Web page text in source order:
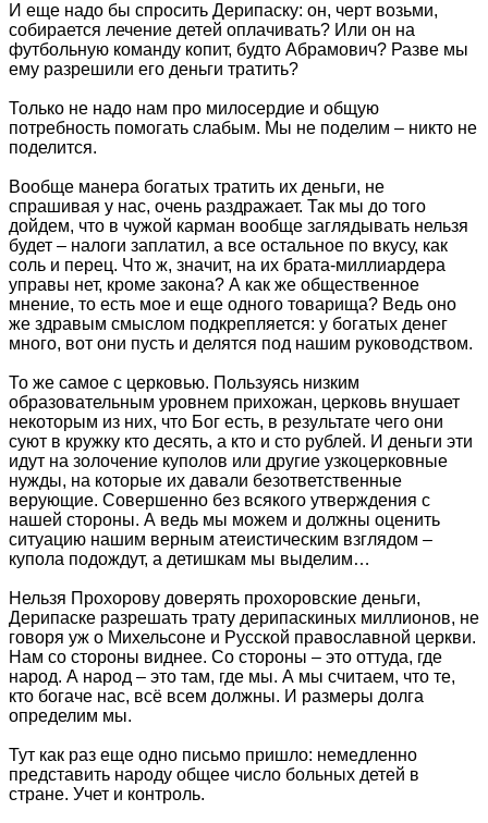
И еще надо бы спросить Дерипаску: он, черт возьми,
собирается лечение детей оплачивать? Или он на
футбольную команду копит, будто Абрамович? Разве мы
ему разрешили его деньги тратить?
Только не надо нам про милосердие и общую
потребность помогать слабым. Мы не поделим – никто не
поделится.
Вообще манера богатых тратить их деньги, не
спрашивая у нас, очень раздражает. Так мы до того
дойдем, что в чужой карман вообще заглядывать нельзя
будет – налоги заплатил, а все остальное по вкусу, как
соль и перец. Что ж, значит, на их брата-миллиардера
управы нет, кроме закона? А как же общественное
мнение, то есть мое и еще одного товарища? Ведь оно
же здравым смыслом подкрепляется: у богатых денег
много, вот они пусть и делятся под нашим руководством.
То же самое с церковью. Пользуясь низким
образовательным уровнем прихожан, церковь внушает
некоторым из них, что Бог есть, в результате чего они
суют в кружку кто десять, а кто и сто рублей. И деньги эти
идут на золочение куполов или другие узкоцерковные
нужды, на которые их давали безответственные
верующие. Совершенно без всякого утверждения с
нашей стороны. А ведь мы можем и должны оценить
ситуацию нашим верным атеистическим взглядом –
купола подождут, а детишкам мы выделим…
Нельзя Прохорову доверять прохоровские деньги,
Дерипаске разрешать трату дерипаскиных миллионов, не
говоря уж о Михельсоне и Русской православной церкви.
Нам со стороны виднее. Со стороны – это оттуда, где
народ. А народ – это там, где мы. А мы считаем, что те,
кто богаче нас, всё всем должны. И размеры долга
определим мы.
Тут как раз еще одно письмо пришло: немедленно
представить народу общее число больных детей в
стране. Учет и контроль.